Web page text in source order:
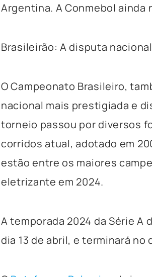
Argentina. A Conmebol
Brasileirão: A disputa
O Campeonato Brasileiro,
nacional mais prestigiada e
torneio passou por diversos
corridos atual, adotado em
estão entre os maiores
eletrizante em 2024.
A temporada 2024 da Série A
dia 13 de abril, e terminará no